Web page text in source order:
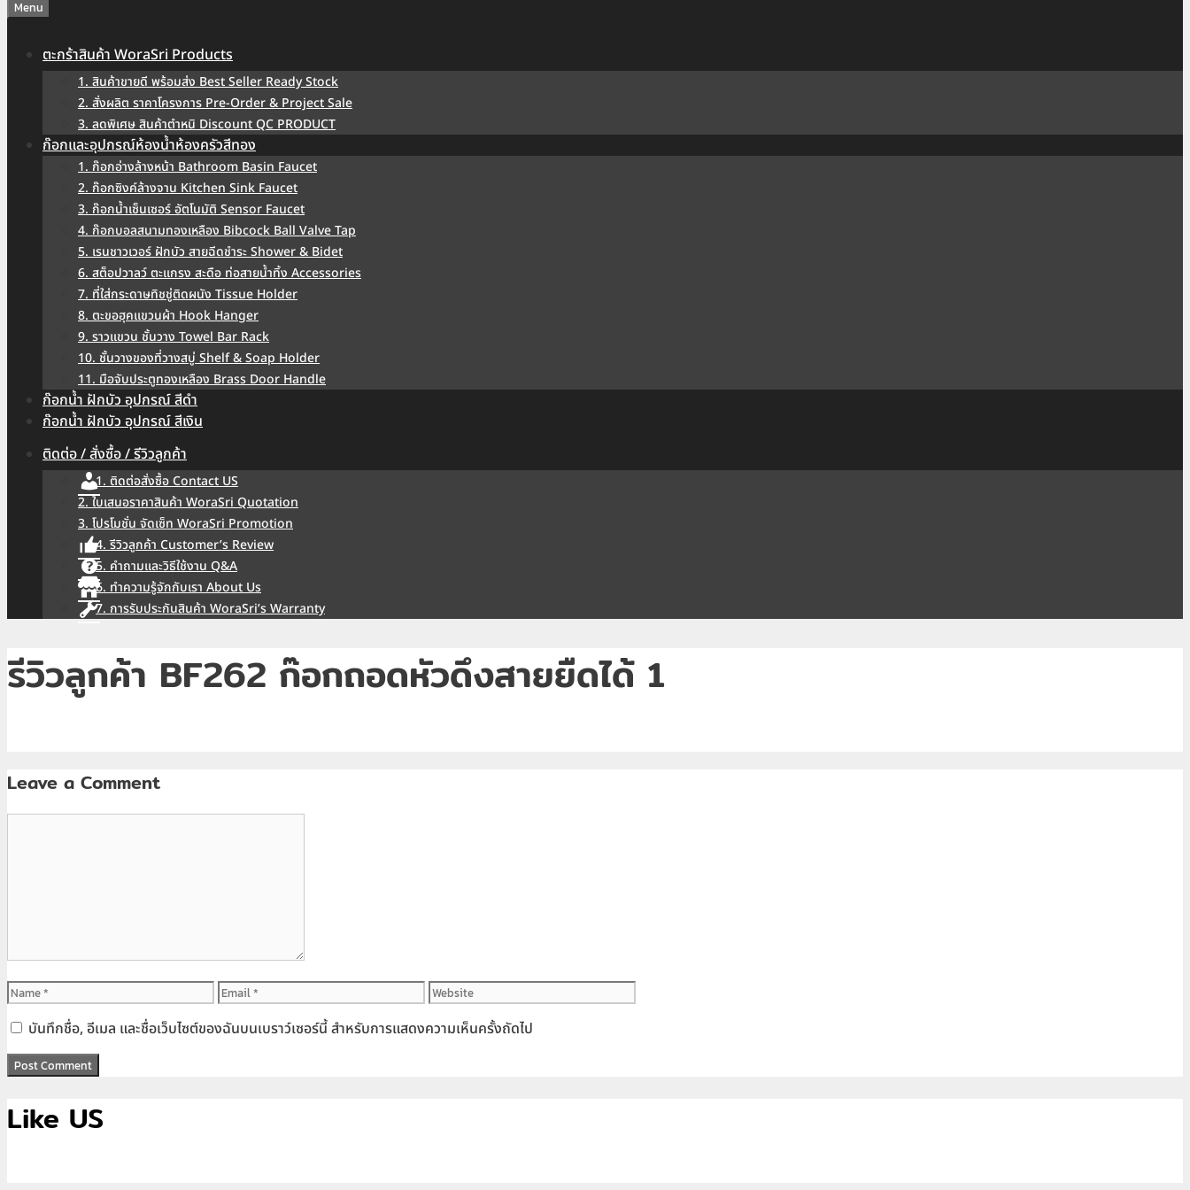
Menu
ตะกร้าสินค้า WoraSri Products
1. สินค้าขายดี พร้อมส่ง Best Seller Ready Stock
2. สั่งผลิต ราคาโครงการ Pre-Order & Project Sale
3. ลดพิเศษ สินค้าตำหนิ Discount QC PRODUCT
ก๊อกและอุปกรณ์ห้องน้ำห้องครัวสีทอง
1. ก๊อกอ่างล้างหน้า Bathroom Basin Faucet
2. ก๊อกซิงค์ล้างจาน Kitchen Sink Faucet
3. ก๊อกน้ำเซ็นเซอร์ อัตโนมัติ Sensor Faucet
4. ก๊อกบอลสนามทองเหลือง Bibcock Ball Valve Tap
5. เรนชาวเวอร์ ฝักบัว สายฉีดชำระ Shower & Bidet
6. สต็อปวาลว์ ตะแกรง สะดือ ท่อสายน้ำทิ้ง Accessories
7. ที่ใส่กระดาษทิชชู่ติดผนัง Tissue Holder
8. ตะขอฮุคแขวนผ้า Hook Hanger
9. ราวแขวน ชั้นวาง Towel Bar Rack
10. ชั้นวางของที่วางสบู่ Shelf & Soap Holder
11. มือจับประตูทองเหลือง Brass Door Handle
ก๊อกน้ำ ฝักบัว อุปกรณ์ สีดำ
ก๊อกน้ำ ฝักบัว อุปกรณ์ สีเงิน
ติดต่อ / สั่งซื้อ / รีวิวลูกค้า
1. ติดต่อสั่งซื้อ Contact US
2. ใบเสนอราคาสินค้า WoraSri Quotation
3. โปรโมชั่น จัดเซ็ท WoraSri Promotion
4. รีวิวลูกค้า Customer’s Review
5. คำถามและวิธีใช้งาน Q&A
6. ทำความรู้จักกับเรา About Us
7. การรับประกันสินค้า WoraSri’s Warranty
รีวิวลูกค้า BF262 ก๊อกถอดหัวดึงสายยืดได้ 1
Leave a Comment
Name Email
Website
บันทึกชื่อ, อีเมล และชื่อเว็บไซต์ของฉันบนเบราว์เซอร์นี้ สำหรับการแสดงความเห็นครั้งถัดไป
Like US